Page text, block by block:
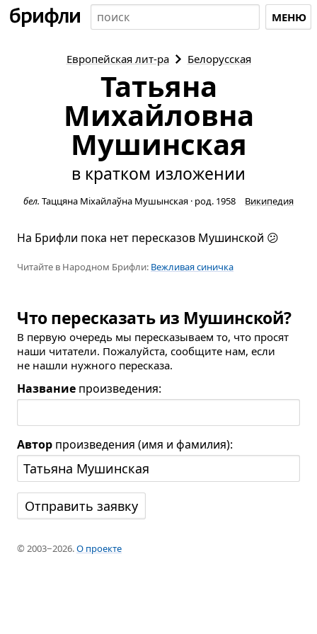
МЕНЮ
Европейская лит-ра Белорусская
Татьяна
Михайловна
Мушинская
в кратком изложении
бел. Таццяна Міхайлаўна Мушынская · род. 1958 Википедия
На Брифли пока нет пересказов Мушинской 😕
Читайте в Народном Брифли: Вежливая синичка
Что пересказать из Мушинской?
В первую очередь мы пересказываем то, что просят
наши читатели. Пожалуйста, сообщите нам, если
не нашли нужного пересказа.
Название произведения:
Автор произведения (имя и фамилия):
© 2003−2026.О проекте